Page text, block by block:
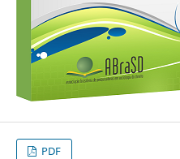
PDF